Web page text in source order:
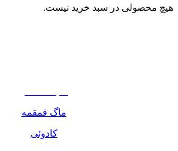
هیچ محصولی در سبد خرید نیست.
ماگ قمقمه
کادوئی